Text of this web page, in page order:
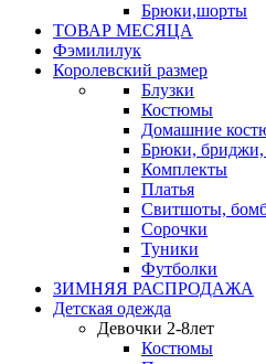
Брюки,шорты
ТОВАР МЕСЯЦА
Фэмилилук
Королевский размер
Блузки
Костюмы
Домашние
Брюки,
Комплекты
Платья
Свитшоты,
Сорочки
Туники
Футболки
ЗИМНЯЯ РАСПРОДАЖА
Детская одежда
Девочки 2-8лет
Костюмы